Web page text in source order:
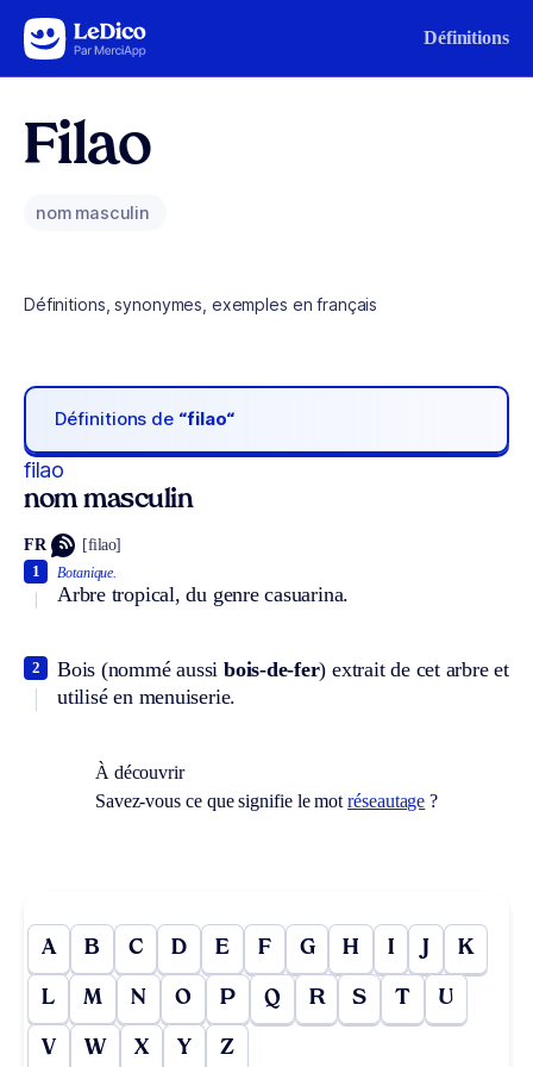
Aller au contenu Définitions
Filao
nom masculin
Définitions, synonymes, exemples en français
Définitions de “filao“
filao
nom masculin
FR [filao]
Botanique.
Arbre tropical, du genre casuarina.
1
Bois (nommé aussi bois-de-fer) extrait de cet arbre et
utilisé en menuiserie.
2
À découvrir
Savez-vous ce que signifie le motréseautage ?
A B C D E F G H I J K
L M N O P Q R S T U
V W X Y Z